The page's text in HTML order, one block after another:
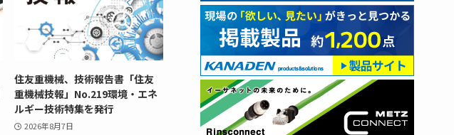
住友重機械、技術報告書「住友
重機械技報」No.219環境・エネ
ルギー技術特集を発行
2026年8月7日